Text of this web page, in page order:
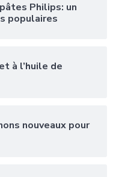
Philips: un
populaires
à l’huile de
nouveaux pour